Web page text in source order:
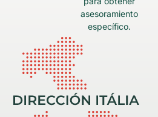
asesoramiento
específico.